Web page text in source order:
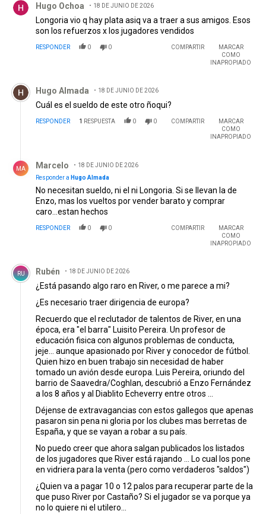
Hugo Ochoa 18 DE JUNIO DE 2026
Longoria vio q hay plata asiq va a traer a sus amigos. Esos
son los refuerzos x los jugadores vendidos
RESPONDER 0 0 COMPARTIR
MARCAR
COMO
INAPROPIADO
Comentario de Hugo Almada.
Hugo Almada 18 DE JUNIO DE 2026
Cuál es el sueldo de este otro ñoqui?
RESPONDER 1 RESPUESTA 0 0 COMPARTIR
MARCAR
COMO
INAPROPIADO
MA Marcelo
18 DE JUNIO DE 2026
Responder a Hugo Almada
No necesitan sueldo, ni el ni Longoria. Si se llevan la de
Enzo, mas los vueltos por vender barato y comprar
caro...estan hechos
RESPONDER 0 0 COMPARTIR
MARCAR
COMO
INAPROPIADO
Comentario de Rubén.
RU Rubén 18 DE JUNIO DE 2026
¿Está pasando algo raro en River, o me parece a mi?
¿Es necesario traer dirigencia de europa?
Recuerdo que el reclutador de talentos de River, en una
época, era "el barra" Luisito Pereira. Un profesor de
educación fisica con algunos problemas de conducta,
jeje... aunque apasionado por River y conocedor de fútbol.
Quien hizo en buen trabajo sin necesidad de haber
tomado un avión desde europa. Luis Pereira, oriundo del
barrio de Saavedra/Coghlan, descubrió a Enzo Fernández
a los 8 años y al Diablito Echeverry entre otros ...
Déjense de extravagancias con estos gallegos que apenas
pasaron sin pena ni gloria por los clubes mas berretas de
España, y que se vayan a robar a su país.
No puedo creer que ahora salgan publicados los listados
de los jugadores que River está rajando ... Lo cual los pone
en vidriera para la venta (pero como verdaderos "saldos")
¿Quien va a pagar 10 o 12 palos para recuperar parte de la
que puso River por Castaño? Si el jugador se va porque ya
no lo quiere ni el utilero...